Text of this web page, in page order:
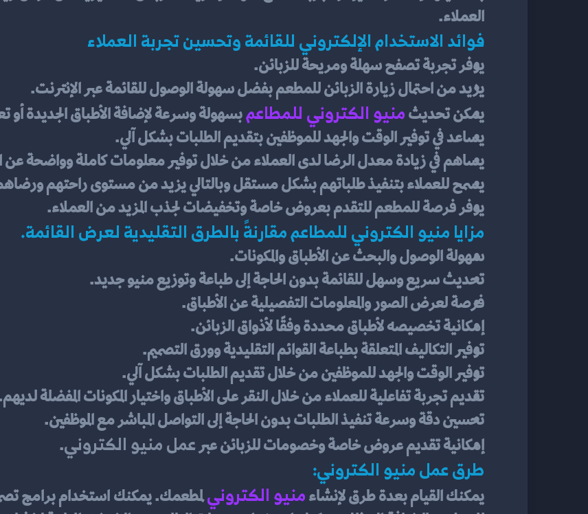
العملاء.
فوائد الاستخدام الإلكتروني للقائمة وتحسين تجربة العملاء
يوفر تجربة تصفح سهلة ومريحة للزبائن.
يزيد من احتمال زيارة الزبائن للمطعم بفضل سهولة الوصول للقائمة عبر الإنترنت.
يمكن تحديث منيو الكتروني للمطاعمبسهولة وسرعة لإضافة الأطباق الجديدة أو
يساعد في توفير الوقت والجهد للموظفين بتقديم الطلبات بشكل آلي.
يساهم في زيادة معدل الرضا لدى العملاء من خلال توفير معلومات كاملة وواضحة عن
يسمح للعملاء بتنفيذ طلباتهم بشكل مستقل وبالتالي يزيد من مستوى راحتهم
يوفر فرصة للمطعم للتقدم بعروض خاصة وتخفيضات لجذب المزيد من العملاء.
مزايا منيو الكتروني للمطاعم مقارنةً بالطرق التقليدية لعرض القائمة.
سهولة الوصول والبحث عن الأطباق والمكونات.
تحديث سريع وسهل للقائمة بدون الحاجة إلى طباعة وتوزيع منيو جديد.
فرصة لعرض الصور والمعلومات التفصيلية عن الأطباق.
إمكانية تخصيصه لأطباق محددة وفقًا لأذواق الزبائن.
توفير التكاليف المتعلقة بطباعة القوائم التقليدية وورق التصميم.
توفير الوقت والجهد للموظفين من خلال تقديم الطلبات بشكل آلي.
تقديم تجربة تفاعلية للعملاء من خلال النقر على الأطباق واختيار المكونات المفضلة
تحسين دقة وسرعة تنفيذ الطلبات بدون الحاجة إلى التواصل المباشر مع الموظفين.
إمكانية تقديم عروض خاصة وخصومات للزبائن عبر عمل منيو الكتروني.
طرق عمل منيو الكتروني:
يمكنك القيام بعدة طرق لإنشاء منيو الكتروني